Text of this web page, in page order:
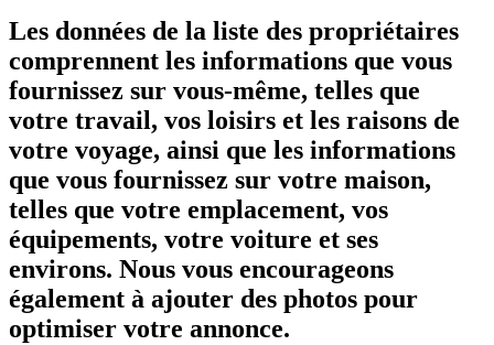
Les données de la liste des propriétaires
comprennent les informations que vous
fournissez sur vous-même, telles que
votre travail, vos loisirs et les raisons de
votre voyage, ainsi que les informations
que vous fournissez sur votre maison,
telles que votre emplacement, vos
équipements, votre voiture et ses
environs. Nous vous encourageons
également à ajouter des photos pour
optimiser votre annonce.